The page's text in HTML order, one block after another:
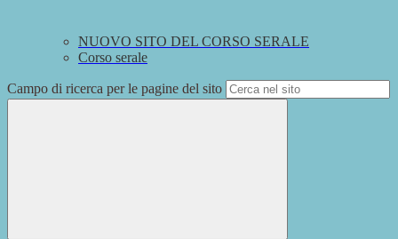
NUOVO SITO DEL CORSO SERALE
Corso serale
Campo di ricerca per le pagine del sito